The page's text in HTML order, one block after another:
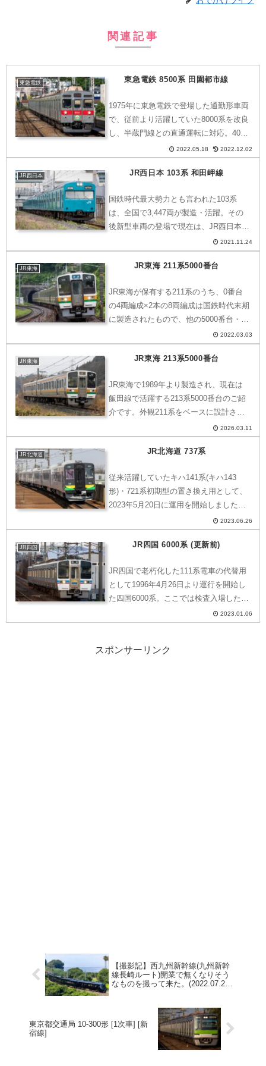
関連記事
東急電鉄 東急電鉄 8500系 田園都市線
1975年に東急電鉄で登場した通勤形車両
で、従前より活躍していた8000系を改良
し、半蔵門線との直通運転に対応。400
両が製造され、東急電鉄の一大勢力とな
った。その後5050系や2020系が導入さ
れ、現在は10両編成×2本の計20両となり
2022.05.18 2022.12.02
JR西日本 JR西日本 103系 和田岬線
国鉄時代最大勢力とも言われた103系
は、全国で3,447両が製造・活躍。その
後新型車両の登場で現在は、JR西日本の
和田岬線・奈良線・加古川線・播但線と
JR九州の筑肥線でのみ活躍し、現在63
両。さらに、新型車両の導入で更なる活
2021.11.24
JR東海 JR東海 211系5000番台
JR東海が保有する211系のうち、0番台
の4両編成×2本の8両編成は国鉄時代末期
に製造されたもので、他の5000番台・
6000番台は1988年のJR東海になってか
ら製造された車両です。ここでは、211
系5000番台をご紹介します。中央西線
2022.03.03
JR東海 JR東海 213系5000番台
JR東海で1989年より製造され、現在は
飯田線で活躍する213系5000番台のご紹
介です。外観211系をベースに設計され
ており、前面はほぼ211系ですが、側面
は211系が3扉に対し、213系は2扉。登場
時には無かったトイレが設置され、窓が
2026.03.11
JR北海道 JR北海道 737系
従来活躍していたキハ141系(キハ143
形)・721系初期型の置き換え用として、
2023年5月20日に運用を開始しました。
現在、千歳線・室蘭本線に導入されてい
ますが、今後運用範囲を拡大すると思わ
れる737系をご紹介いたします。外観735
2023.06.26
JR四国 JR四国 6000系 (更新前)
JR四国で老朽化した111系電車の代替用
として1996年4月26日より運行を開始し
た四国6000系。ここでは検査入場した際
に改良がくわえられる前の同車の姿をご
紹介いたします。JR四国6000系とはJR
2023.01.06
スポンサーリンク
【撮影記】西九州新幹線(九州新幹
線長崎ルート)開業で無くなりそう
なものを撮って来た。(2022.07.23-
東京都交通局 10-300形 [1次車] [新
宿線]